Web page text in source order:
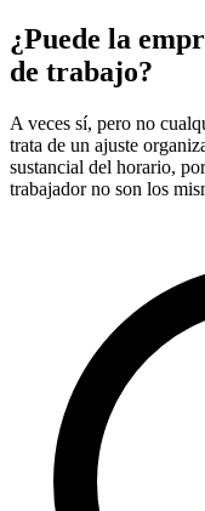
¿Puede la
de trabajo?
A veces sí, pero no
trata de un ajuste
sustancial del horario,
trabajador no son los